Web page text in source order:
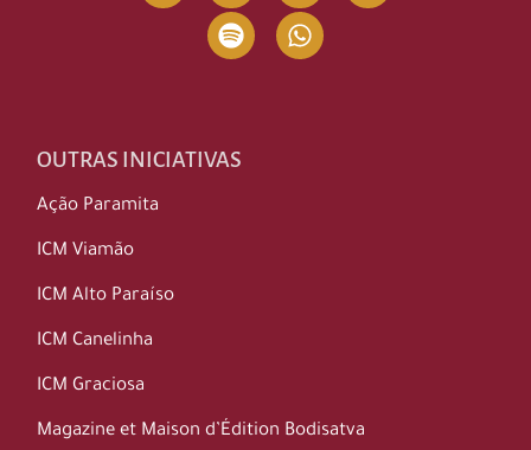
OUTRAS INICIATIVAS
Ação Paramita
ICM Viamão
ICM Alto Paraíso
ICM Canelinha
ICM Graciosa
Magazine et Maison d’Édition Bodisatva